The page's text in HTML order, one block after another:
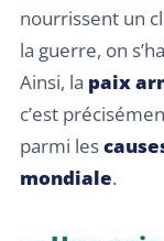
nourrissent un
la guerre, on
Ainsi, la paix
c’est
parmi les
mondiale.